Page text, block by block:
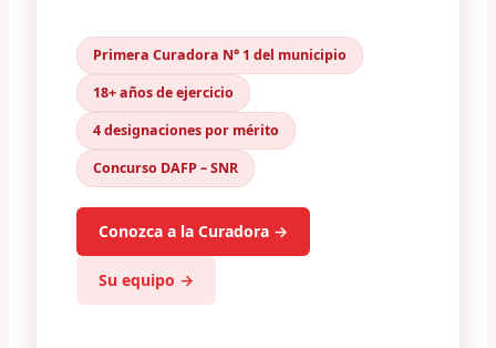
Primera Curadora N° 1 del municipio
18+ años de ejercicio
4 designaciones por mérito
Concurso DAFP – SNR
Conozca a la Curadora →
Su equipo →